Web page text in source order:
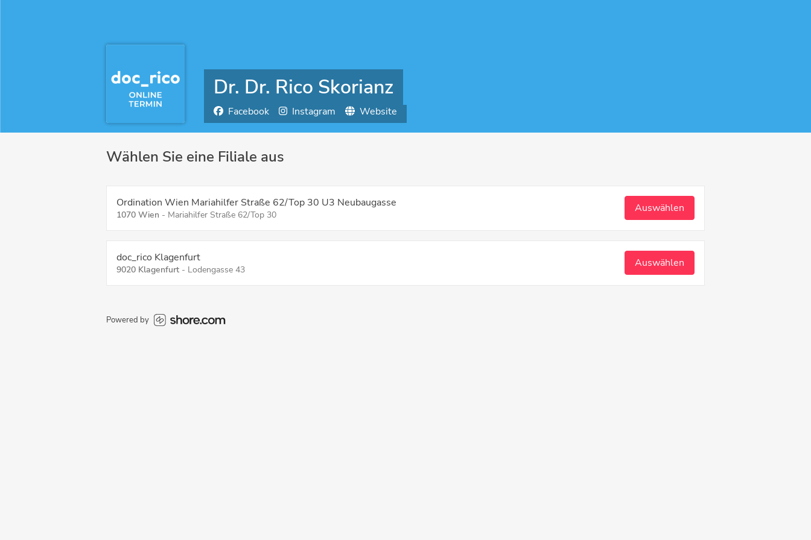
Dr. Dr. Rico Skorianz
Facebook Instagram Website
Wählen Sie eine Filiale aus
Ordination Wien Mariahilfer Straße 62/Top 30 U3 Neubaugasse
1070 Wien - Mariahilfer Straße 62/Top 30
Auswählen
doc_rico Klagenfurt
9020 Klagenfurt - Lodengasse 43
Auswählen
Powered by